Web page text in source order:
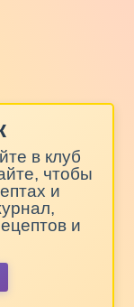
в клуб
чтобы
и
и